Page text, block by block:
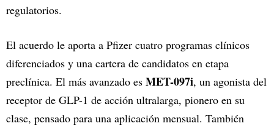
regulatorios.
El acuerdo le aporta a Pfizer cuatro programas clínicos
diferenciados y una cartera de candidatos en etapa
preclínica. El más avanzado es MET-097i, un agonista del
receptor de GLP-1 de acción ultralarga, pionero en su
clase, pensado para una aplicación mensual. También